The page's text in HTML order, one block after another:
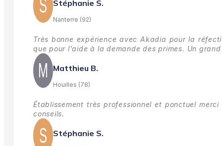
Stéphanie S.
Nanterre (92)
Très bonne expérience avec Akadia pour la
que pour l'aide à la demande des primes. Un
Matthieu B.
Houilles (78)
Établissement très professionnel et ponctuel
conseils.
Stéphanie S.